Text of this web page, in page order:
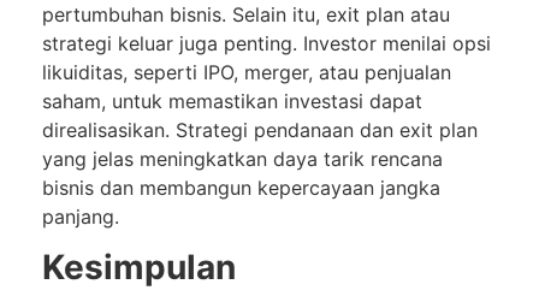
pertumbuhan bisnis. Selain itu, exit plan atau
strategi keluar juga penting. Investor menilai opsi
likuiditas, seperti IPO, merger, atau penjualan
saham, untuk memastikan investasi dapat
direalisasikan. Strategi pendanaan dan exit plan
yang jelas meningkatkan daya tarik rencana
bisnis dan membangun kepercayaan jangka
panjang.
Kesimpulan